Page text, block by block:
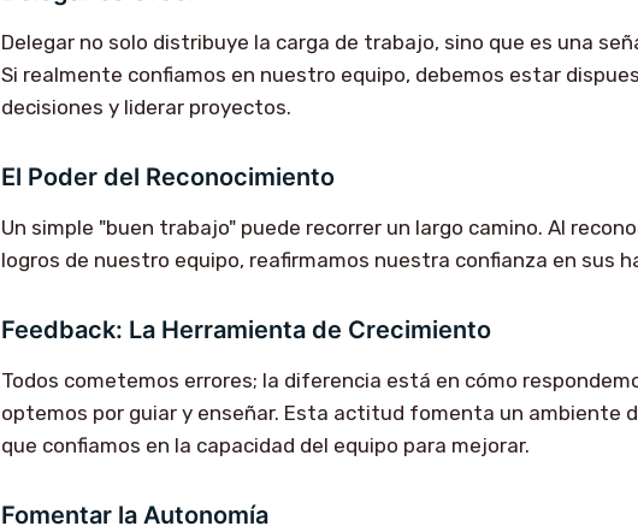
Delegar no solo distribuye la carga de trabajo, sino que es una
Si realmente confiamos en nuestro equipo, debemos estar
decisiones y liderar proyectos.
El Poder del Reconocimiento
Un simple "buen trabajo" puede recorrer un largo camino. Al
logros de nuestro equipo, reafirmamos nuestra confianza en sus
Feedback: La Herramienta de Crecimiento
Todos cometemos errores; la diferencia está en cómo
optemos por guiar y enseñar. Esta actitud fomenta un ambiente
que confiamos en la capacidad del equipo para mejorar.
Fomentar la Autonomía